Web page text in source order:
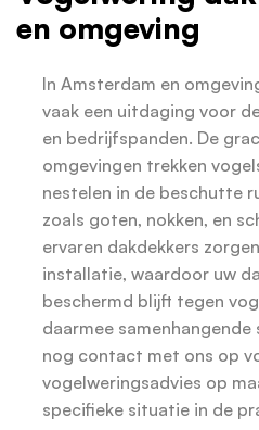
en omgeving
In Amsterdam en
vaak een uitdaging voor
en bedrijfspanden. De
omgevingen trekken
nestelen in de beschutte
zoals goten, nokken, en
ervaren dakdekkers
installatie, waardoor uw
beschermd blijft tegen
daarmee samenhangende
nog contact met ons op
vogelweringsadvies op
specifieke situatie in de